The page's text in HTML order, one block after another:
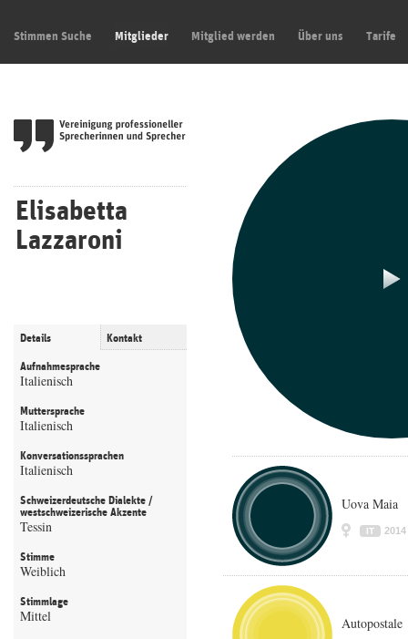
Stimmen Suche Mitglieder Mitglied werden Über uns Tarife
Elisabetta
Lazzaroni
Details Kontakt
Aufnahmesprache
Italienisch
Muttersprache
Italienisch
Konversationssprachen
Italienisch
Schweizerdeutsche Dialekte /
westschweizerische Akzente
Tessin
Stimme
Weiblich
Stimmlage
Mittel
Uova Maia
IT 2014
Autopostale